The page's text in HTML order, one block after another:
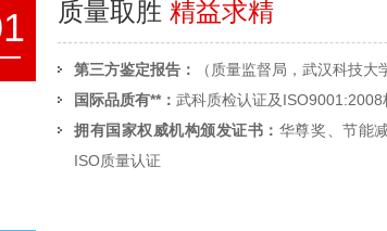
质量取胜 精益求精
第三方鉴定报告：
（质量监督局，武汉科技大
国际品质有**： 武科质检认证及ISO9001:2008
拥有国家权威机构颁发证书： 华尊奖、节能
ISO质量认证